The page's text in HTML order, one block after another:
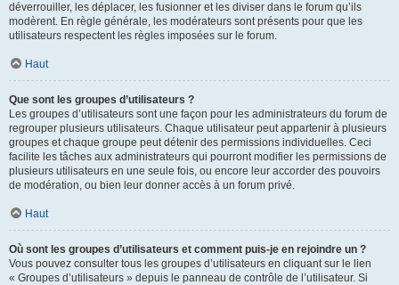
déverrouiller, les déplacer, les fusionner et les diviser dans le forum qu’ils
modèrent. En règle générale, les modérateurs sont présents pour que les
utilisateurs respectent les règles imposées sur le forum.
Haut
Que sont les groupes d’utilisateurs ?
Les groupes d’utilisateurs sont une façon pour les administrateurs du forum de
regrouper plusieurs utilisateurs. Chaque utilisateur peut appartenir à plusieurs
groupes et chaque groupe peut détenir des permissions individuelles. Ceci
facilite les tâches aux administrateurs qui pourront modifier les permissions de
plusieurs utilisateurs en une seule fois, ou encore leur accorder des pouvoirs
de modération, ou bien leur donner accès à un forum privé.
Haut
Où sont les groupes d’utilisateurs et comment puis-je en rejoindre un ?
Vous pouvez consulter tous les groupes d’utilisateurs en cliquant sur le lien
« Groupes d’utilisateurs » depuis le panneau de contrôle de l’utilisateur. Si